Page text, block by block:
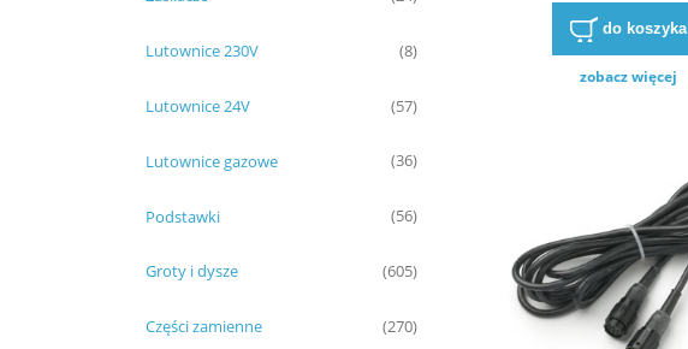
Lutownice 230V (8)
Lutownice 24V (57)
Lutownice gazowe (36)
Podstawki (56)
Groty i dysze (605)
Części zamienne (270)
do koszyka
zobacz więcej